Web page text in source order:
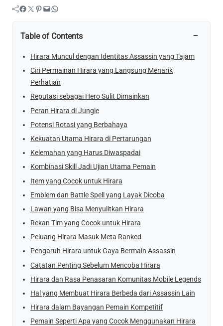
Facebook Twitter Pinterest Mail WhatsApp
Table of Contents −
Hirara Muncul dengan Identitas Assassin yang Tajam
Ciri Permainan Hirara yang Langsung Menarik
Perhatian
Reputasi sebagai Hero Sulit Dimainkan
Peran Hirara di Jungle
Potensi Rotasi yang Berbahaya
Kekuatan Utama Hirara di Pertarungan
Kelemahan yang Harus Diwaspadai
Kombinasi Skill Jadi Ujian Utama Pemain
Item yang Cocok untuk Hirara
Emblem dan Battle Spell yang Layak Dicoba
Lawan yang Bisa Menyulitkan Hirara
Rekan Tim yang Cocok untuk Hirara
Peluang Hirara Masuk Meta Ranked
Pengaruh Hirara untuk Gaya Bermain Assassin
Catatan Penting Sebelum Mencoba Hirara
Hirara dan Rasa Penasaran Komunitas Mobile Legends
Hal yang Membuat Hirara Berbeda dari Assassin Lain
Hirara dalam Bayangan Pemain Kompetitif
Pemain Seperti Apa yang Cocok Menggunakan Hirara